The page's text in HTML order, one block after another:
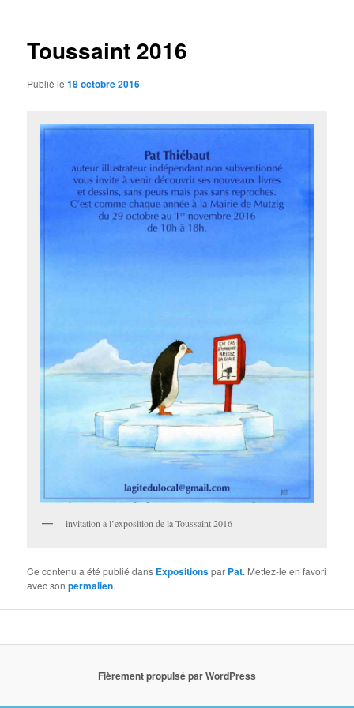
Toussaint 2016
Publié le18 octobre 2016
invitation à l’exposition de la Toussaint 2016
Ce contenu a été publié dans Expositionspar Pat. Mettez-le en favori
avec sonpermalien.
Fièrement propulsé par WordPress